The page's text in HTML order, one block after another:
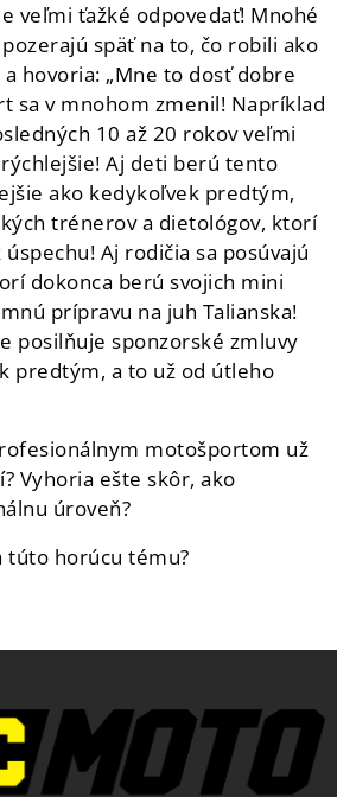
veľmi ťažké odpovedať! Mnohé
späť na to, čo robili ako
hovoria: „Mne to dosť dobre
sa v mnohom zmenil! Napríklad
10 až 20 rokov veľmi
Aj deti berú tento
ako kedykoľvek predtým,
trénerov a dietológov, ktorí
Aj rodičia sa posúvajú
dokonca berú svojich mini
prípravu na juh Talianska!
posilňuje sponzorské zmluvy
predtým, a to už od útleho
motošportom už
Vyhoria ešte skôr, ako
úroveň?
túto horúcu tému?